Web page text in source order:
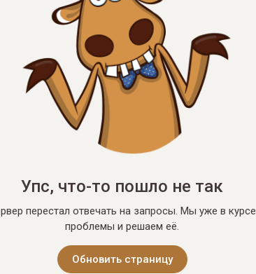
Упс, что-то пошло не так
перестал отвечать на запросы. Мы уже в курсе
проблемы и решаем её.
Обновить страницу